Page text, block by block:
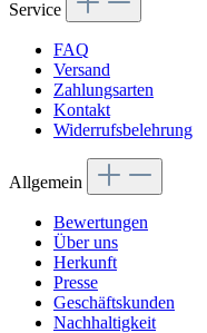
Service
FAQ
Versand
Zahlungsarten
Kontakt
Widerrufsbelehrung
Allgemein
Bewertungen
Über uns
Herkunft
Presse
Geschäftskunden
Nachhaltigkeit